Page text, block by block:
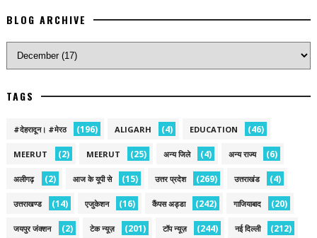
BLOG ARCHIVE
TAGS
#देहरादून। #मेरठ (196) ALIGARH (4) EDUCATION (46)
MEERUT (2) MEERUT (25) अन्य जिले (4) अन्य राज्य (6)
अलीगढ़ (2) आज के यूपी से (15) उत्तर प्रदेश (269) उत्तराखंड (4)
उत्तराखण्ड (14) एजुकेशन (16) कैंपस अड्डा (242) गाजियाबाद (20)
जयपुर जंक्शन (2) टेक न्यूज़ (201) टॉप न्यूज़ (244) नई द‍िल्ली (212)